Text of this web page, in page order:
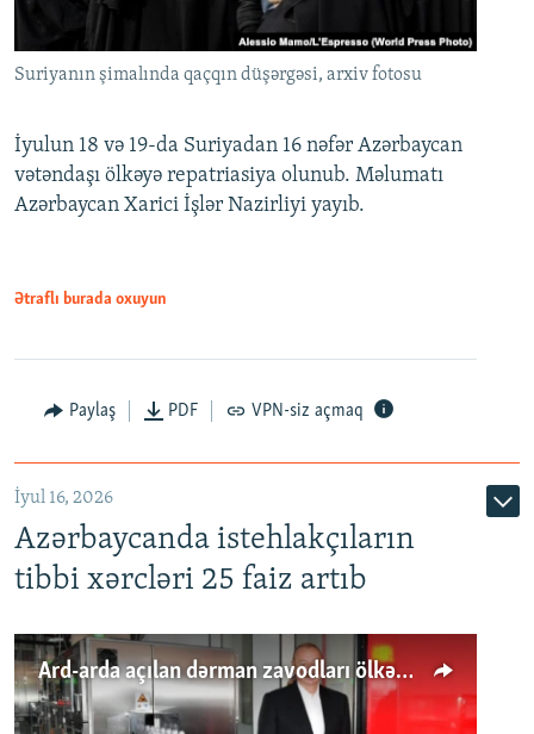
Suriyanın şimalında qaçqın düşərgəsi, arxiv fotosu
İyulun 18 və 19-da Suriyadan 16 nəfər Azərbaycan
vətəndaşı ölkəyə repatriasiya olunub. Məlumatı
Azərbaycan Xarici İşlər Nazirliyi yayıb.
Ətraflı burada oxuyun
Paylaş PDF VPN-siz açmaq
İyul 16, 2026
Azərbaycanda istehlakçıların
tibbi xərcləri 25 faiz artıb
Ard-arda açılan dərman zavodları ölkənin tələbatını ödəyirmi?